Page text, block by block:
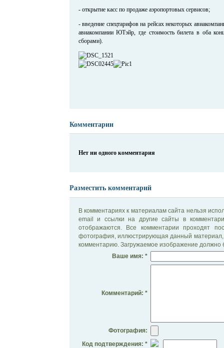
- открытие касс по продаже аэропортовых сервисов;
- введение спецтарифов на рейсах некоторых
авиакомпании ЮТэйр, где стоимость билета в оба
сборами).
Комментарии
Нет ни одного комментария
Разместить комментарий
В комментариях к материалам сайта нельзя
email и ссылки на другие сайты в
отображаются. Все комментарии проходят
фотография, иллюстрирующая данный материал,
комментарию. Загружаемое изображение должно
Ваше имя: *
Комментарий: *
Фотография:
Код подтверждения: *